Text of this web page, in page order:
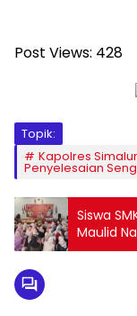
Post Views: 428
Topik:
Kapolres
Penyelesaian
Siswa
Maulid